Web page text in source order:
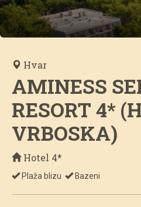
Hvar
AMINESS
RESORT 4*
VRBOSKA)
Hotel 4*
Plaža blizu Bazeni